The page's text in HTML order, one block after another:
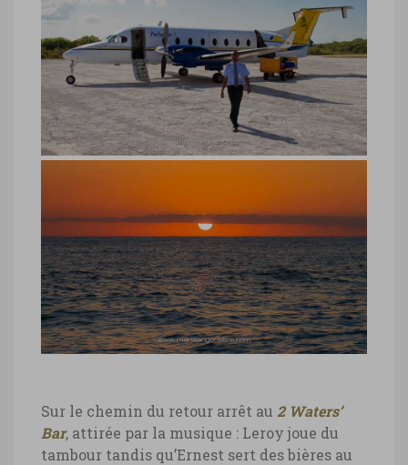
Ange Ostré
Bahamas, carte île Crooked Island
Bahamas, carte île Crooked Island ©
Marie-Ange Ostré
Bahamas, avion Crooked Island
Bahamas, avion Crooked Island © Marie-
Ange Ostré
Bahamas, sunset Crooked Island
Sur le chemin du retour arrêt au 2 Waters’
Bar, attirée par la musique : Leroy joue du
tambour tandis qu’Ernest sert des bières au